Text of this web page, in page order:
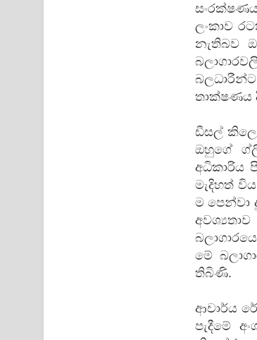
ලංකාව
නැතිබව
තාක්ෂණය
ඩීසල්
ඔහුගේ
අධිකාරිය
මැදිහත්
ම පෙන්වා
මේ
තිබිණි.
ආචාර්ය
පැදීමේ